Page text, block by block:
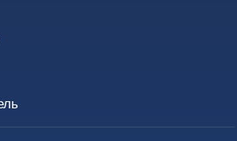
и требования влияют на